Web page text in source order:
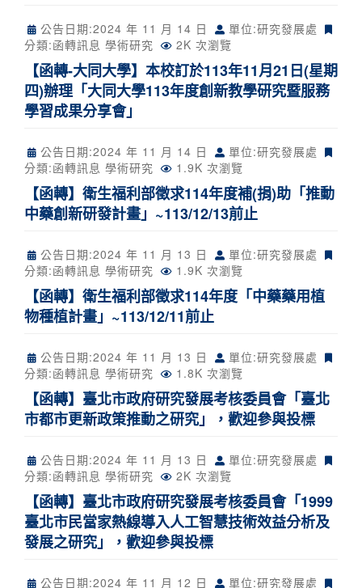
公告日期:2024 年 11 月 14 日
單位:研究發展處
分類:函轉訊息 學術研究 2K 次瀏覽
【函轉-大同大學】本校訂於113年11月21日(星期
四)辦理「大同大學113年度創新教學研究暨服務
學習成果分享會」
公告日期:2024 年 11 月 14 日
單位:研究發展處
分類:函轉訊息 學術研究 1.9K 次瀏覽
【函轉】衛生福利部徵求114年度補(捐)助「推動
中藥創新研發計畫」~113/12/13前止
公告日期:2024 年 11 月 13 日
單位:研究發展處
分類:函轉訊息 學術研究 1.9K 次瀏覽
【函轉】衛生福利部徵求114年度「中藥藥用植
物種植計畫」~113/12/11前止
公告日期:2024 年 11 月 13 日
單位:研究發展處
分類:函轉訊息 學術研究 1.8K 次瀏覽
【函轉】臺北市政府研究發展考核委員會「臺北
市都市更新政策推動之研究」，歡迎參與投標
公告日期:2024 年 11 月 13 日
單位:研究發展處
分類:函轉訊息 學術研究 2K 次瀏覽
【函轉】臺北市政府研究發展考核委員會「1999
臺北市民當家熱線導入人工智慧技術效益分析及
發展之研究」，歡迎參與投標
公告日期:2024 年 11 月 12 日 單位:研究發展處